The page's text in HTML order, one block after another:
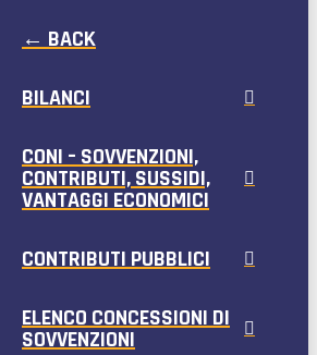
← BACK
BILANCI
CONI – SOVVENZIONI,
CONTRIBUTI, SUSSIDI,
VANTAGGI ECONOMICI
CONTRIBUTI PUBBLICI
ELENCO CONCESSIONI DI
SOVVENZIONI